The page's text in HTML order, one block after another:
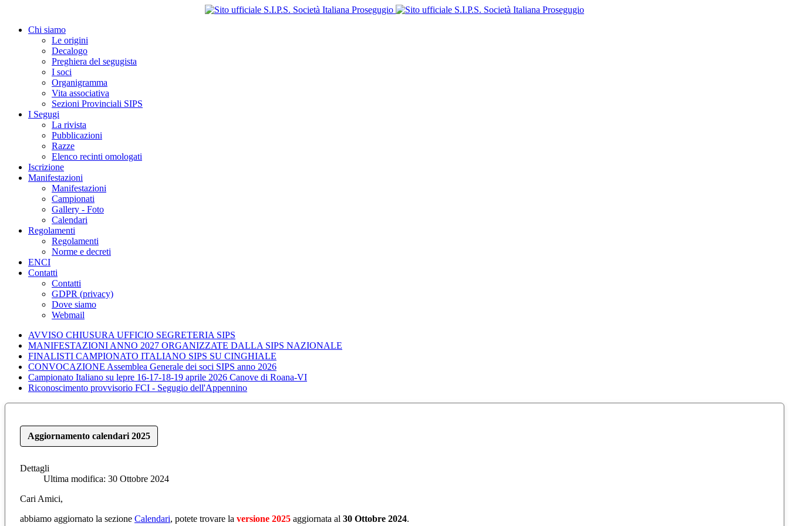
Chi siamo
Le origini
Decalogo
Preghiera del segugista
I soci
Organigramma
Vita associativa
Sezioni Provinciali SIPS
I Segugi
La rivista
Pubblicazioni
Razze
Elenco recinti omologati
Iscrizione
Manifestazioni
Manifestazioni
Campionati
Gallery - Foto
Calendari
Regolamenti
Regolamenti
Norme e decreti
ENCI
Contatti
Contatti
GDPR (privacy)
Dove siamo
Webmail
AVVISO CHIUSURA UFFICIO SEGRETERIA SIPS
MANIFESTAZIONI ANNO 2027 ORGANIZZATE DALLA SIPS NAZIONALE
FINALISTI CAMPIONATO ITALIANO SIPS SU CINGHIALE
CONVOCAZIONE Assemblea Generale dei soci SIPS anno 2026
Campionato Italiano su lepre 16-17-18-19 aprile 2026 Canove di Roana-VI
Riconoscimento provvisorio FCI - Segugio dell'Appennino
Aggiornamento calendari 2025
Dettagli
Ultima modifica: 30 Ottobre 2024
Cari Amici,
abbiamo aggiornato la sezione Calendari, potete trovare la versione 2025 aggiornata al 30 Ottobre 2024.